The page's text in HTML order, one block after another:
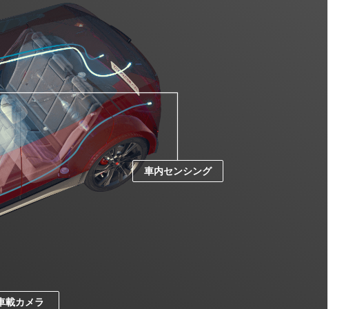
車内センシング
載カメラ